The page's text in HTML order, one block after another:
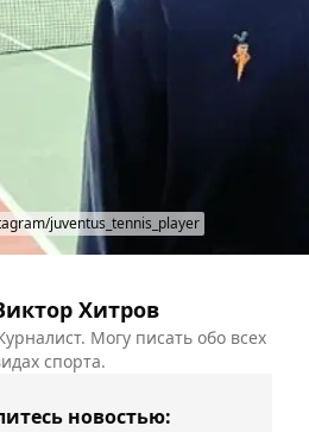
juventus_tennis_player
Хитров
Могу писать обо всех
спорта.
новостью: